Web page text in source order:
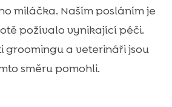
miláčka. Naším posláním je
požívalo vynikající péči.
groomingu a veterináři jsou
směru pomohli.